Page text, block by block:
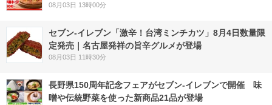
08月03日 13時00分
セブン-イレブン「激辛！台湾ミンチカツ」8月4日数量限
定発売｜名古屋発祥の旨辛グルメが登場
08月03日 11時30分
長野県150周年記念フェアがセブン-イレブンで開催 味
噌や伝統野菜を使った新商品21品が登場